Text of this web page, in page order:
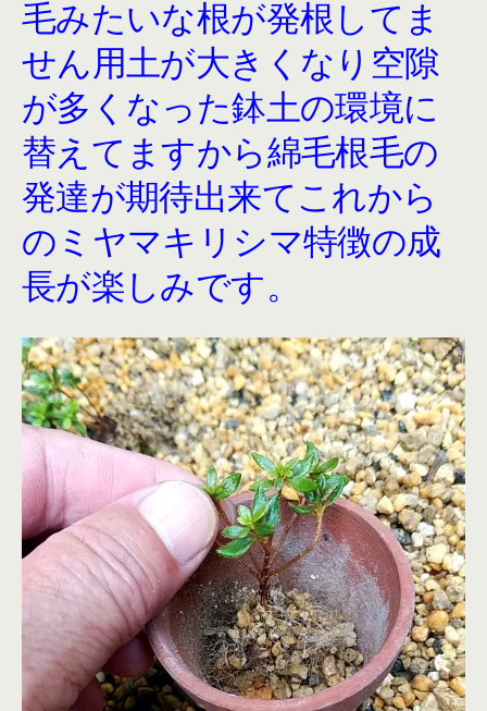
毛みたいな根が発根してま
せん用土が大きくなり空隙
が多くなった鉢土の環境に
替えてますから綿毛根毛の
発達が期待出来てこれから
のミヤマキリシマ特徴の成
長が楽しみです。